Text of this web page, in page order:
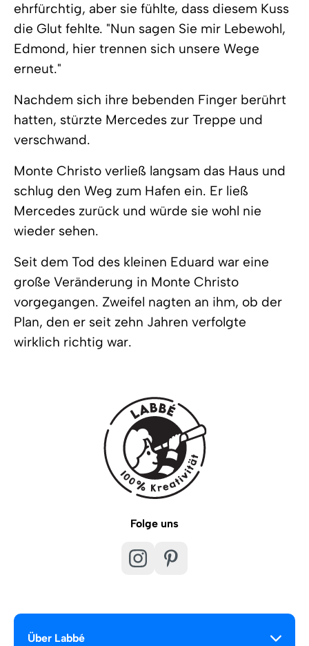
ehrfürchtig, aber sie fühlte, dass diesem Kuss
die Glut fehlte. "Nun sagen Sie mir Lebewohl,
Edmond, hier trennen sich unsere Wege
erneut."
Nachdem sich ihre bebenden Finger berührt
hatten, stürzte Mercedes zur Treppe und
verschwand.
Monte Christo verließ langsam das Haus und
schlug den Weg zum Hafen ein. Er ließ
Mercedes zurück und würde sie wohl nie
wieder sehen.
Seit dem Tod des kleinen Eduard war eine
große Veränderung in Monte Christo
vorgegangen. Zweifel nagten an ihm, ob der
Plan, den er seit zehn Jahren verfolgte
wirklich richtig war.
Folge uns
Über Labbé